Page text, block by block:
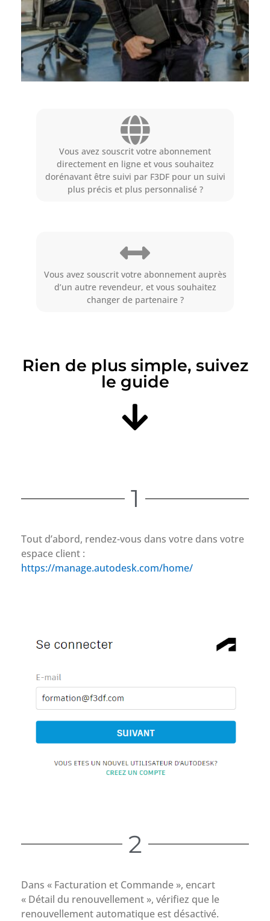
Vous avez souscrit votre abonnement
directement en ligne et vous souhaitez
dorénavant être suivi par F3DF pour un suivi
plus précis et plus personnalisé ?
Vous avez souscrit votre abonnement auprès
d’un autre revendeur, et vous souhaitez
changer de partenaire ?
Rien de plus simple, suivez
le guide
1
Tout d’abord, rendez-vous dans votre dans votre
espace client :
https://manage.autodesk.com/home/
2
Dans « Facturation et Commande », encart
« Détail du renouvellement », vérifiez que le
renouvellement automatique est désactivé.